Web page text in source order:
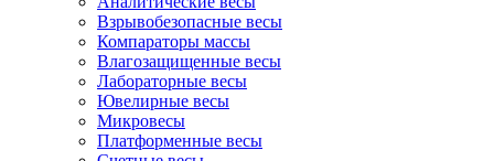
Взрывобезопасные весы
Компараторы массы
Влагозащищенные весы
Лабораторные весы
Ювелирные весы
Микровесы
Платформенные весы